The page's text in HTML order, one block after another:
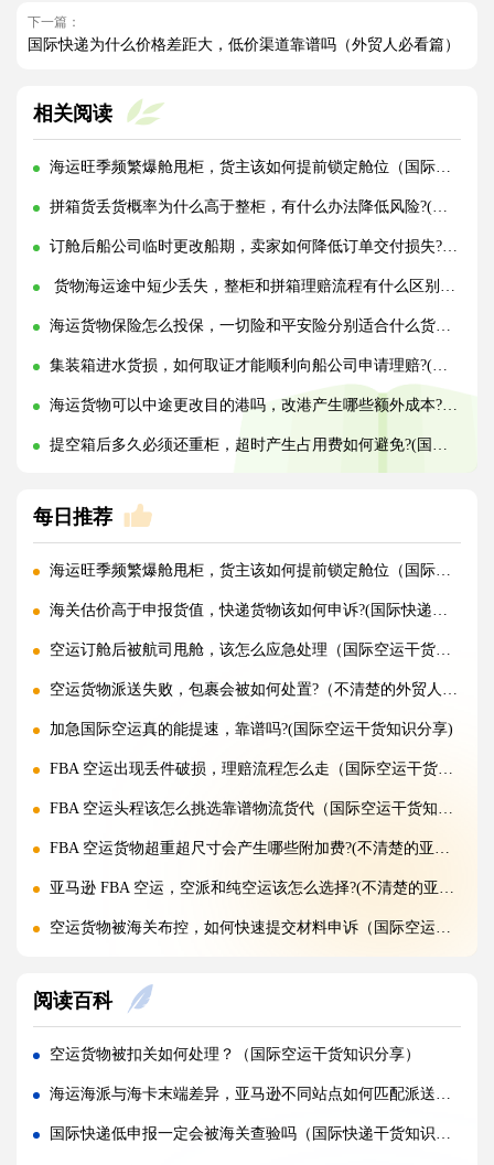
下一篇：
国际快递为什么价格差距大，低价渠道靠谱吗（外贸人必看篇）
相关阅读
海运旺季频繁爆舱甩柜，货主该如何提前锁定舱位（国际海运干货知识分享）
拼箱货丢货概率为什么高于整柜，有什么办法降低风险?(国际海运干货知识分享)
订舱后船公司临时更改船期，卖家如何降低订单交付损失?(国际海运干货知识分享)
货物海运途中短少丢失，整柜和拼箱理赔流程有什么区别?(国际海运干货知识分享)
海运货物保险怎么投保，一切险和平安险分别适合什么货物?(国际海运干货知识分享)
集装箱进水货损，如何取证才能顺利向船公司申请理赔?(国际海运干货知识分享)
海运货物可以中途更改目的港吗，改港产生哪些额外成本?(国际海运干货知识分享)
提空箱后多久必须还重柜，超时产生占用费如何避免?(国际海运干货知识分享)
每日推荐
海运旺季频繁爆舱甩柜，货主该如何提前锁定舱位（国际海运干货知识分享）
海关估价高于申报货值，快递货物该如何申诉?(国际快递干货知识分享)
空运订舱后被航司甩舱，该怎么应急处理（国际空运干货知识分享）
空运货物派送失败，包裹会被如何处置?（不清楚的外贸人看过来）
加急国际空运真的能提速，靠谱吗?(国际空运干货知识分享)
FBA 空运出现丢件破损，理赔流程怎么走（国际空运干货知识分享）
FBA 空运头程该怎么挑选靠谱物流货代（国际空运干货知识分享）
FBA 空运货物超重超尺寸会产生哪些附加费?(不清楚的亚马逊卖家看过来)
亚马逊 FBA 空运，空派和纯空运该怎么选择?(不清楚的亚马逊卖家看过来)
空运货物被海关布控，如何快速提交材料申诉（国际空运干货知识分享）
国际空运低申报被海关查到，罚款比例是多少?(国际空运干货知识分享)
国际空运的运单有什么作用，包含哪些关键信息（国际空运干货知识分享）
国内哪些港口是国际空运主流始发机场（国际空运干货知识分享）
什么是泡货、重货，国际空运分别怎么定价（国际空运干货知识分享）
阅读百科
空运货物被扣关如何处理？（国际空运干货知识分享）
海运海派与海卡末端差异，亚马逊不同站点如何匹配派送模式（国际海运干货知识分享）
国际快递低申报一定会被海关查验吗（国际快递干货知识分享）